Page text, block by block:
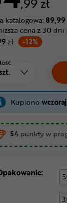
katalogowa: 89,99
-12%
cena z 30
zł
Kupiono wczoraj
54 punkty w